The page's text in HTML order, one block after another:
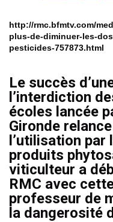
http://rmc.bfmtv.com/
plus-de-diminuer-les-
pesticides-757873.html
Le succès
l’interdiction
écoles lancée
Gironde
l’utilisation
produits
viticulteur a
RMC avec
professeur de
la dangerosité